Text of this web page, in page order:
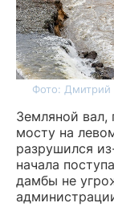
Фото: Дмитрий
Земляной
мосту на
разрушился
начала
дамбы не